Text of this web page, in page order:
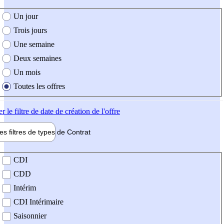
création de l'offre
Un jour
Trois jours
Une semaine
Deux semaines
Un mois
Toutes les offres
le filtre de date de création de l'offre
filtres de types de Contrat
contrat
CDI
CDD
Intérim
CDI Intérimaire
Saisonnier